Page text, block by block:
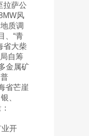
拉萨公
风
质调
、“青
省大柴
自筹
金属矿
省芒崖
、
开